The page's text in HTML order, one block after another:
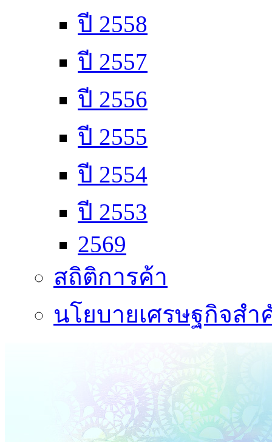
ปี 2558
ปี 2557
ปี 2556
ปี 2555
ปี 2554
ปี 2553
2569
สถิติการค้า
นโยบายเศรษฐกิจส